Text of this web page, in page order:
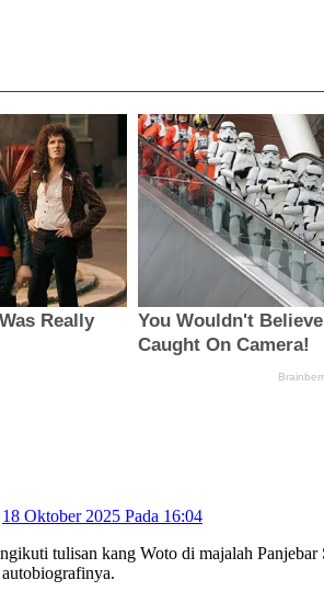
18 Oktober 2025 Pada 16:04
tulisan kang Woto di majalah